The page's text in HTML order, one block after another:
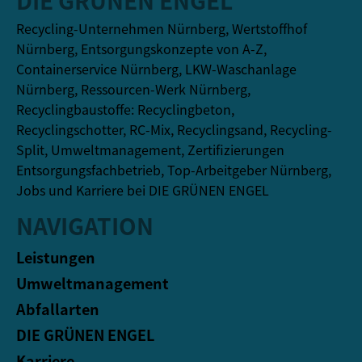
Recycling-Unternehmen Nürnberg, Wertstoffhof
Nürnberg, Entsorgungskonzepte von A-Z,
Containerservice Nürnberg, LKW-Waschanlage
Nürnberg, Ressourcen-Werk Nürnberg,
Recyclingbaustoffe: Recyclingbeton,
Recyclingschotter, RC-Mix, Recyclingsand, Recycling-
Split, Umweltmanagement, Zertifizierungen
Entsorgungsfachbetrieb, Top-Arbeitgeber Nürnberg,
Jobs und Karriere bei DIE GRÜNEN ENGEL
NAVIGATION
Leistungen
Umweltmanagement
Abfallarten
DIE GRÜNEN ENGEL